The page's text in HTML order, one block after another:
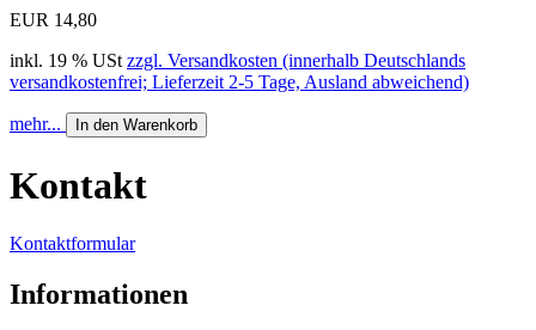
EUR 14,80
inkl. 19 % USt zzgl. Versandkosten (innerhalb Deutschlands
versandkostenfrei; Lieferzeit 2-5 Tage, Ausland abweichend)
mehr... In den Warenkorb
Kontakt
Kontaktformular
Informationen